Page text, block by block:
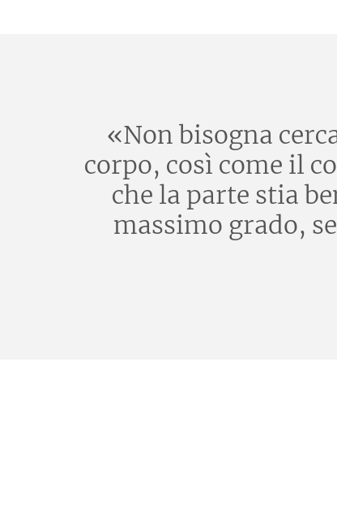
«Non bisogna
corpo, così come il
che la parte stia
massimo grado,